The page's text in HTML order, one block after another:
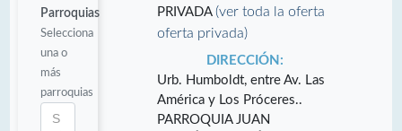
Parroquias
Selecciona
una o
más
parroquias
PRIVADA (ver toda la oferta
oferta privada)
DIRECCIÓN:
Urb. Humboldt, entre Av. Las
América y Los Próceres..
PARROQUIA JUAN